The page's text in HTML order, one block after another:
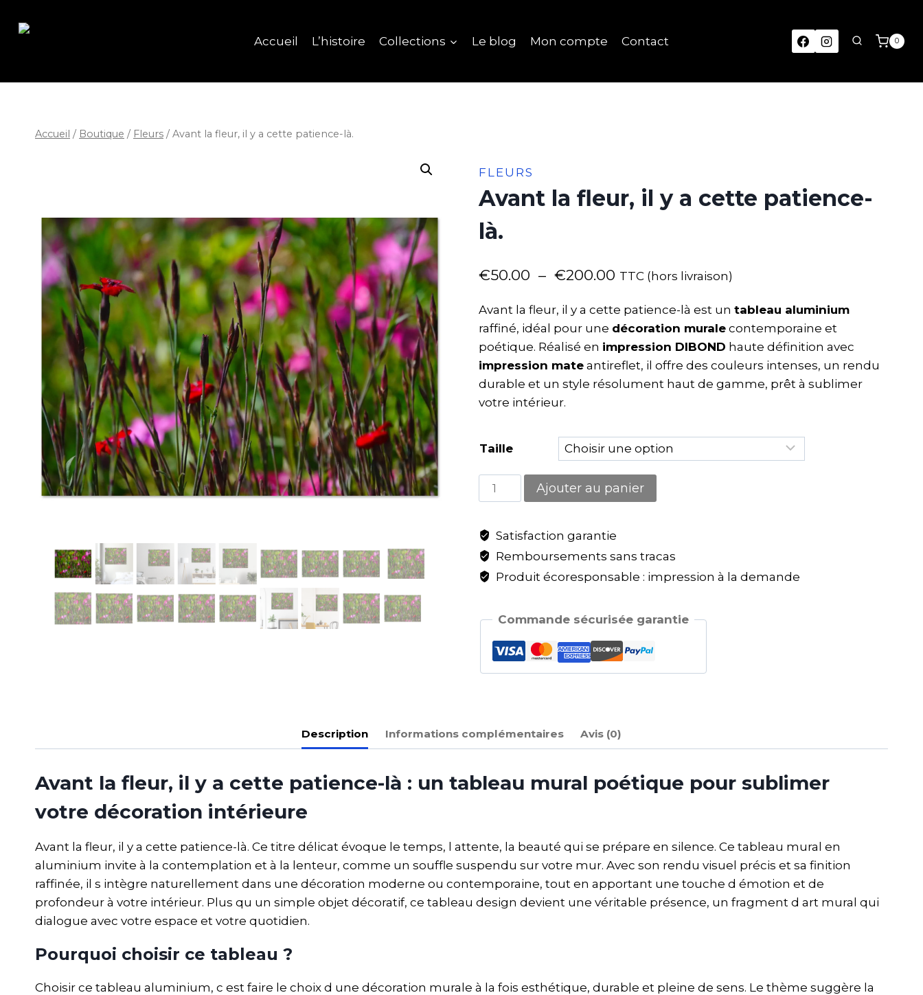
Accueil L’histoire Collections Le blog Mon compte Contact 0
Accueil / Boutique / Fleurs / Avant la fleur, il y a cette patience-là.
FLEURS
Avant la fleur, il y a cette patience-
là.
€50.00 – €200.00 TTC (hors livraison)
Avant la fleur, il y a cette patience-là est un tableau aluminium
raffiné, idéal pour une décoration muralecontemporaine et
poétique. Réalisé en impression DIBOND haute définition avec
impression mateantireflet, il offre des couleurs intenses, un rendu
durable et un style résolument haut de gamme, prêt à sublimer
votre intérieur.
Taille
Ajouter au panier
Satisfaction garantie
Remboursements sans tracas
Produit écoresponsable : impression à la demande
Commande sécurisée garantie
Description Informations complémentaires Avis (0)
Avant la fleur, il y a cette patience-là : un tableau mural poétique pour sublimer
votre décoration intérieure
Avant la fleur, il y a cette patience-là. Ce titre délicat évoque le temps, l attente, la beauté qui se prépare en silence. Ce tableau mural en
aluminium invite à la contemplation et à la lenteur, comme un souffle suspendu sur votre mur. Avec son rendu visuel précis et sa finition
raffinée, il s intègre naturellement dans une décoration moderne ou contemporaine, tout en apportant une touche d émotion et de
profondeur à votre intérieur. Plus qu un simple objet décoratif, ce tableau design devient une véritable présence, un fragment d art mural qui
dialogue avec votre espace et votre quotidien.
Pourquoi choisir ce tableau ?
Choisir ce tableau aluminium, c est faire le choix d une décoration murale à la fois esthétique, durable et pleine de sens. Le thème suggère la